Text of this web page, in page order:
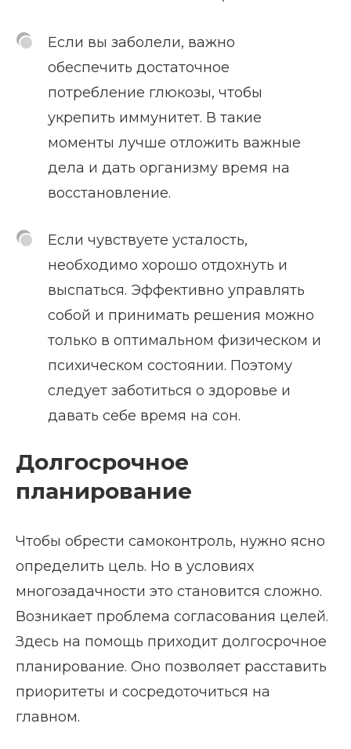
Если вы заболели, важно
обеспечить достаточное
потребление глюкозы, чтобы
укрепить иммунитет. В такие
моменты лучше отложить важные
дела и дать организму время на
восстановление.
Если чувствуете усталость,
необходимо хорошо отдохнуть и
выспаться. Эффективно управлять
собой и принимать решения можно
только в оптимальном физическом и
психическом состоянии. Поэтому
следует заботиться о здоровье и
давать себе время на сон.
Долгосрочное
планирование
Чтобы обрести самоконтроль, нужно ясно
определить цель. Но в условиях
многозадачности это становится сложно.
Возникает проблема согласования целей.
Здесь на помощь приходит долгосрочное
планирование. Оно позволяет расставить
приоритеты и сосредоточиться на
главном.